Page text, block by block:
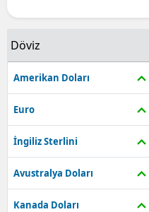
Döviz
Amerikan Doları
Euro
İngiliz Sterlini
Avustralya Doları
Kanada Doları